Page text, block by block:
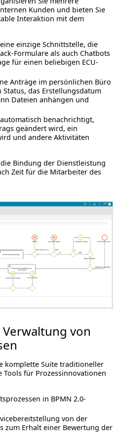
Kunden und bieten Sie
Interaktion mit dem
einzige Schnittstelle, die
Formulare als auch Chatbots
für einen beliebigen ECU-
Anträge im persönlichen Büro
das Erstellungsdatum
Dateien anhängen und
benachrichtigt,
geändert wird, ein
und andere Aktivitäten
Bindung der Dienstleistung
Zeit für die Mitarbeiter des
von
komplette Suite traditioneller
Tools für Prozessinnovationen
in BPMN 2.0-
von der
zum Erhalt einer Bewertung der